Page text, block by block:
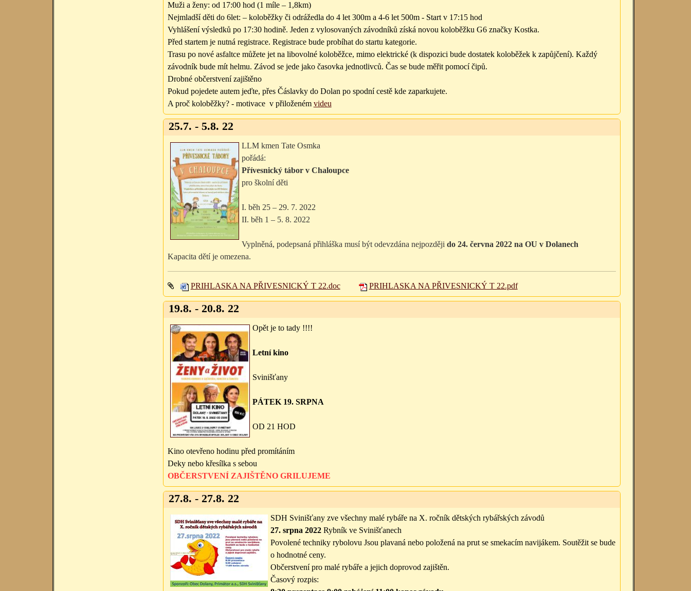
Muži a ženy: od 17:00 hod (1 míle – 1,8km)
Nejmladší děti do 6let: – koloběžky či odrážedla do 4 let 300m a 4-6 let 500m - Start v 17:15 hod
Vyhlášení výsledků po 17:30 hodině. Jeden z vylosovaných závodníků získá novou koloběžku G6 značky Kostka.
Před startem je nutná registrace. Registrace bude probíhat do startu kategorie.
Trasu po nové asfaltce můžete jet na libovolné koloběžce, mimo elektrické (k dispozici bude dostatek koloběžek k zapůjčení). Každý
závodník bude mít helmu. Závod se jede jako časovka jednotlivců. Čas se bude měřit pomocí čipů.
Drobné občerstvení zajištěno
Pokud pojedete autem jeďte, přes Čáslavky do Dolan po spodní cestě kde zaparkujete.
A proč koloběžky? - motivace v přiloženém videu
25.7. - 5.8. 22
LLM kmen Tate Osmka
pořádá:
Přívesnický tábor v Chaloupce
pro školní děti
I. běh 25 – 29. 7. 2022
II. běh 1 – 5. 8. 2022
Vyplněná, podepsaná přihláška musí být odevzdána nejpozději do 24. června 2022 na OU v Dolanech
Kapacita dětí je omezena.
PRIHLASKA NA PŘIVESNICKÝ T 22.doc PRIHLASKA NA PŘIVESNICKÝ T 22.pdf
19.8. - 20.8. 22
Opět je to tady !!!!
Letní kino
Svinišťany
PÁTEK 19. SRPNA
OD 21 HOD
Kino otevřeno hodinu před promítáním
Deky nebo křesílka s sebou
OBČERSTVENÍ ZAJIŠTĚNO GRILUJEME
27.8. - 27.8. 22
SDH Svinišťany zve všechny malé rybáře na X. ročník dětských rybářských závodů
27. srpna 2022 Rybník ve Svinišťanech
Povolené techniky rybolovu Jsou plavaná nebo položená na prut se smekacím navijákem. Soutěžit se bude
o hodnotné ceny.
Občerstvení pro malé rybáře a jejich doprovod zajištěn.
Časový rozpis: